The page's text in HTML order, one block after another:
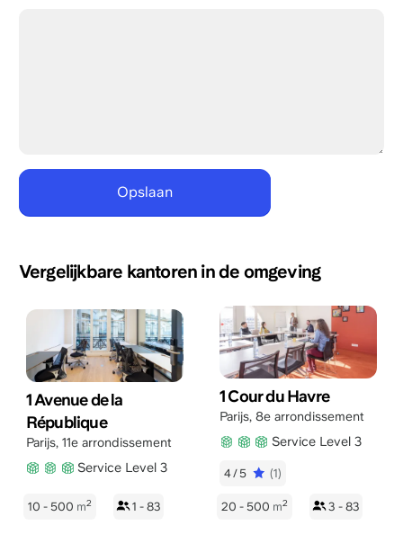
Vergelijkbare kantoren in de omgeving
1 Avenue de la
République
Parijs, 11e arrondissement
Service Level 3
10 - 500 m2 1 - 83
1 Cour du Havre
Parijs, 8e arrondissement
Service Level 3
4/5 (1)
20 - 500 m2 3 - 83